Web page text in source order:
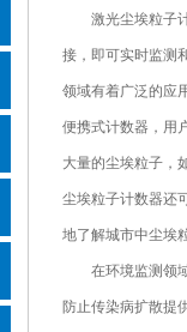
激光尘埃粒子计
接，即可实时监测
领域有着广泛的应
便携式计数器，用
大量的尘埃粒子，
尘埃粒子计数器还
地了解城市中尘埃
在环境监测领域
防止传染病扩散提